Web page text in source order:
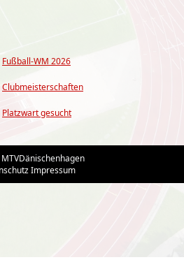
Fußball-WM 2026
Clubmeisterschaften
Platzwart gesucht
Impressum